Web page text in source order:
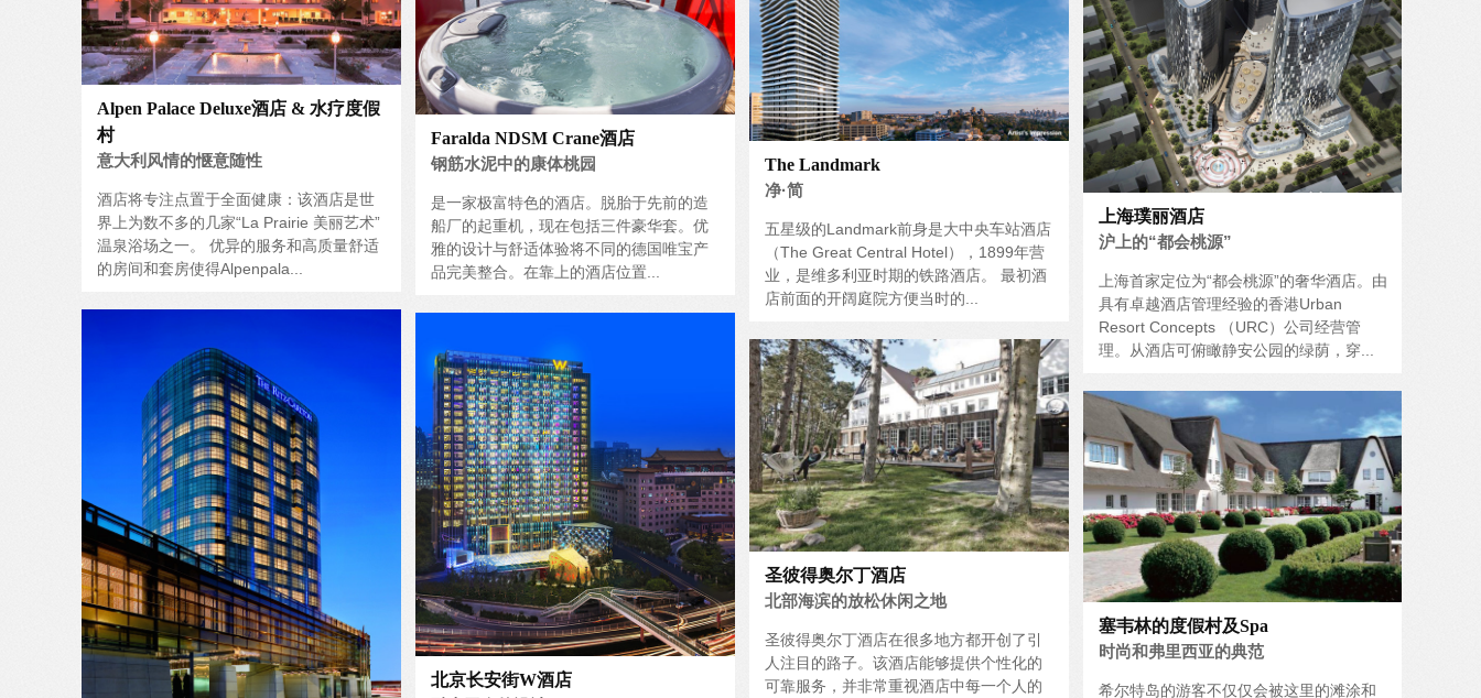
Alpen Palace Deluxe酒店 & 水疗度假
村
意大利风情的惬意随性
酒店将专注点置于全面健康：该酒店是世
界上为数不多的几家“La Prairie 美丽艺术”
温泉浴场之一。 优异的服务和高质量舒适
的房间和套房使得Alpenpala...
Faralda NDSM Crane酒店
钢筋水泥中的康体桃园
是一家极富特色的酒店。脱胎于先前的造
船厂的起重机，现在包括三件豪华套。优
雅的设计与舒适体验将不同的德国唯宝产
品完美整合。在靠上的酒店位置...
The Landmark
净·简
五星级的Landmark前身是大中央车站酒店
（The Great Central Hotel），1899年营
业，是维多利亚时期的铁路酒店。 最初酒
店前面的开阔庭院方便当时的...
上海璞丽酒店
沪上的“都会桃源”
上海首家定位为“都会桃源”的奢华酒店。由
具有卓越酒店管理经验的香港Urban
Resort Concepts （URC）公司经营管
理。从酒店可俯瞰静安公园的绿荫，穿...
北京长安街W酒店
圣彼得奥尔丁酒店
北部海滨的放松休闲之地
圣彼得奥尔丁酒店在很多地方都开创了引
人注目的路子。该酒店能够提供个性化的
可靠服务，并非常重视酒店中每一个人的
塞韦林的度假村及Spa
时尚和弗里西亚的典范
希尔特岛的游客不仅仅会被这里的滩涂和